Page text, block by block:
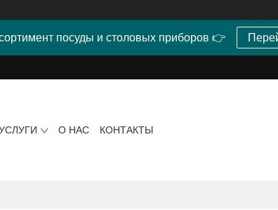
посуды и столовых приборов 👉
О НАС КОНТАКТЫ